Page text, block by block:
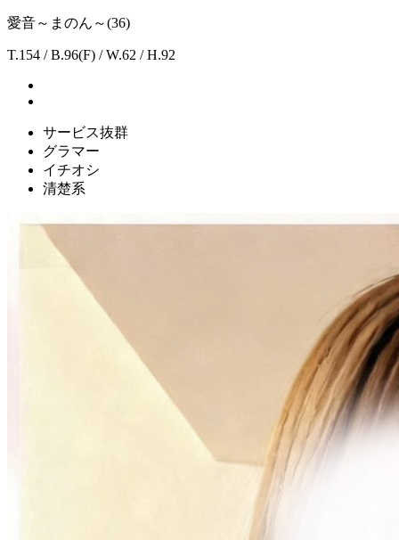
愛音～まのん～(36)
T.154 / B.96(F) / W.62 / H.92
サービス抜群
グラマー
イチオシ
清楚系